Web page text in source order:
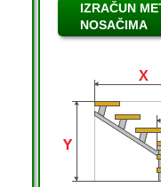
IZRAČUN
NOSAČIMA